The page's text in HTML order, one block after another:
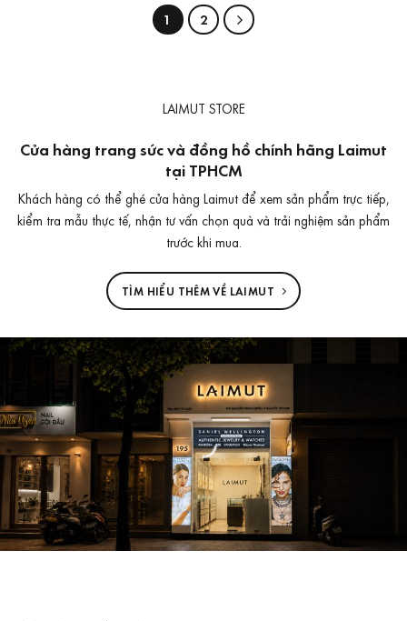
1 2
LAIMUT STORE
Cửa hàng trang sức và đồng hồ chính hãng Laimut
tại TPHCM
Khách hàng có thể ghé cửa hàng Laimut để xem sản phẩm trực tiếp,
kiểm tra mẫu thực tế, nhận tư vấn chọn quà và trải nghiệm sản phẩm
trước khi mua.
TÌM HIỂU THÊM VỀ LAIMUT